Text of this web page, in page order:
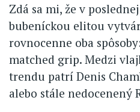
Zdá sa mi, že v
bubeníckou elitou
rovnocenne oba
matched grip. Medzi
trendu patrí Denis
alebo stále nedocenený